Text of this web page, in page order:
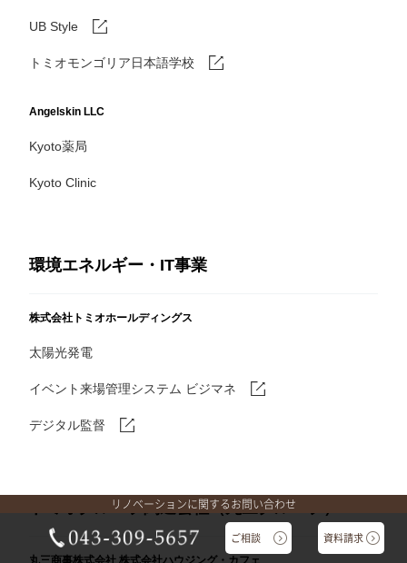
リノベーションに関するお問い合わせ
ご相談 資料請求
UB Style
トミオモンゴリア日本語学校
Angelskin LLC
Kyoto薬局
Kyoto Clinic
環境エネルギー・IT事業
株式会社トミオホールディングス
太陽光発電
イベント来場管理システム ビジマネ
デジタル監督
トミオグループ関連会社（丸三グループ）
丸三商事株式会社 株式会社ハウジング・カフェ